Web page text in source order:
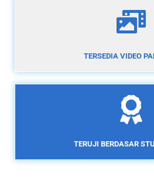
TERSEDIA VIDEO
TERUJI BERDASAR